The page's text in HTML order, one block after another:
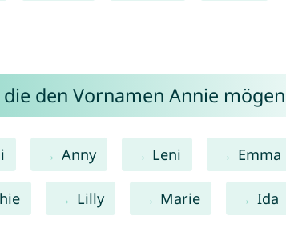
die den Vornamen Annie
Anny Leni Emma
Lilly Marie Ida